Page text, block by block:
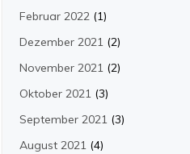
Februar 2022 (1)
Dezember 2021 (2)
November 2021 (2)
Oktober 2021 (3)
September 2021 (3)
August 2021 (4)